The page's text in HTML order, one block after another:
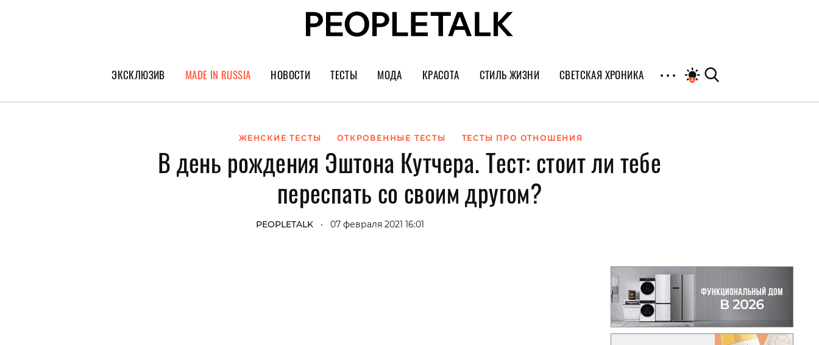
ЭКСКЛЮЗИВ
ГЕРОИ PEOPLETALK
ИНТЕРВЬЮ
ПОКОЛЕНИЕ
MADE IN RUSSIA НОВОСТИ ТЕСТЫ МОДА
Тренды
Как носить
Украшения и часы
КРАСОТА
Уход за лицом
Парфюм
Спорт
СТИЛЬ ЖИЗНИ
Культура
Еда и рестораны
Путешествия
Психология
СВЕТСКАЯ ХРОНИКА
ЖЕНСКИЕ ТЕСТЫ ОТКРОВЕННЫЕ ТЕСТЫ ТЕСТЫ ПРО ОТНОШЕНИЯ
В день рождения Эштона Кутчера. Тест: стоит ли тебе
переспать со своим другом?
PEOPLETALK • 07 февраля 2021 16:01